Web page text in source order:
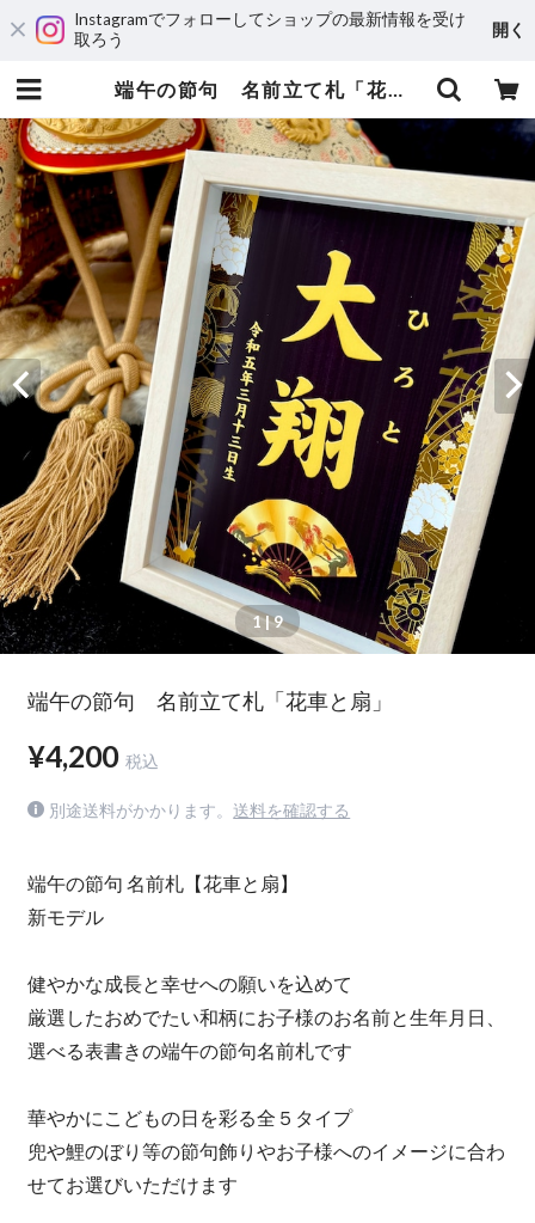
Instagramでフォローしてショップの最新情報を受け
取ろう
開く
端午の節句 名前立て札「花車と扇」 | KAPUA BOO
1| 9
端午の節句 名前立て札「花車と扇」
¥4,200 税込
別途送料がかかります。 送料を確認する
端午の節句 名前札【花車と扇】
新モデル
健やかな成長と幸せへの願いを込めて
厳選したおめでたい和柄にお子様のお名前と生年月日、
選べる表書きの端午の節句名前札です
華やかにこどもの日を彩る全５タイプ
兜や鯉のぼり等の節句飾りやお子様へのイメージに合わ
せてお選びいただけます